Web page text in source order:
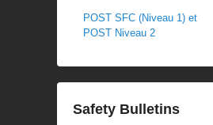
POST SFC (Niveau 1) et
POST Niveau 2
Safety Bulletins